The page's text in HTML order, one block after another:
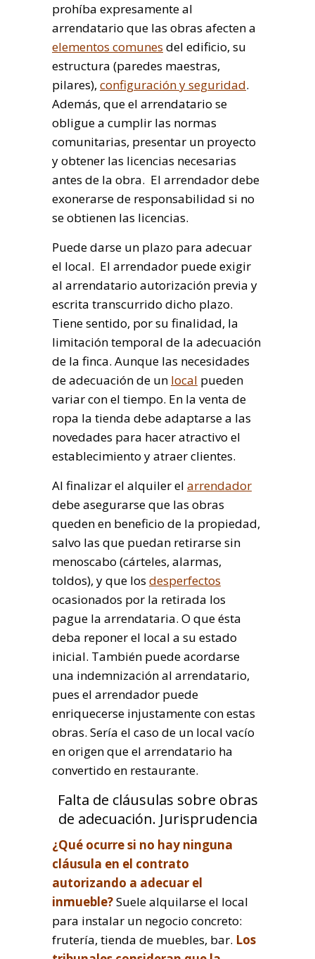
prohíba expresamente al
arrendatario que las obras afecten a
elementos comunes del edificio, su
estructura (paredes maestras,
pilares), configuración y seguridad.
Además, que el arrendatario se
obligue a cumplir las normas
comunitarias, presentar un proyecto
y obtener las licencias necesarias
antes de la obra. El arrendador debe
exonerarse de responsabilidad si no
se obtienen las licencias.
Puede darse un plazo para adecuar
el local. El arrendador puede exigir
al arrendatario autorización previa y
escrita transcurrido dicho plazo.
Tiene sentido, por su finalidad, la
limitación temporal de la adecuación
de la finca. Aunque las necesidades
de adecuación de un local pueden
variar con el tiempo. En la venta de
ropa la tienda debe adaptarse a las
novedades para hacer atractivo el
establecimiento y atraer clientes.
Al finalizar el alquiler el arrendador
debe asegurarse que las obras
queden en beneficio de la propiedad,
salvo las que puedan retirarse sin
menoscabo (cárteles, alarmas,
toldos), y que los desperfectos
ocasionados por la retirada los
pague la arrendataria. O que ésta
deba reponer el local a su estado
inicial. También puede acordarse
una indemnización al arrendatario,
pues el arrendador puede
enriquecerse injustamente con estas
obras. Sería el caso de un local vacío
en origen que el arrendatario ha
convertido en restaurante.
Falta de cláusulas sobre obras
de adecuación. Jurisprudencia
¿Qué ocurre si no hay ninguna
cláusula en el contrato
autorizando a adecuar el
inmueble?Suele alquilarse el local
para instalar un negocio concreto:
frutería, tienda de muebles, bar. Los